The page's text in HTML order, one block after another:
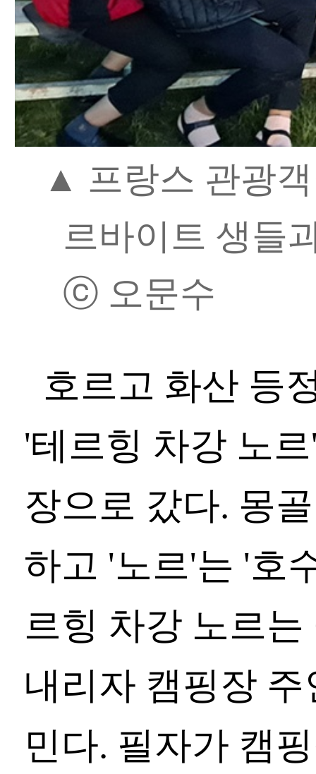
▲ 프랑스 관광
르바이트 생들
ⓒ 오문수
호르고 화산 등
'테르힝 차강 노
장으로 갔다. 몽
하고 '노르'는 '호
르힝 차강 노르
내리자 캠핑장
민다. 필자가 캠